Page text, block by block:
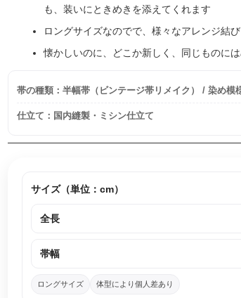
も、装いにときめきを添えてくれます
ロングサイズなのでで、様々なアレンジ結
懐かしいのに、どこか新しく、同じものに
帯の種類：半幅帯（ビンテージ帯リメイク） / 染め模
仕立て：国内縫製・ミシン仕立て
サイズ（単位：cm）
全長
帯幅
ロングサイズ 体型により個人差あり